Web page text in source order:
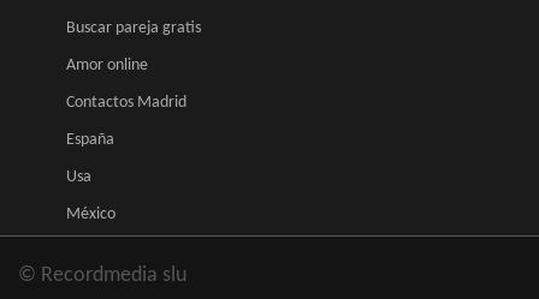
Buscar pareja gratis
Amor online
Contactos Madrid
España
Usa
México
© Recordmedia slu